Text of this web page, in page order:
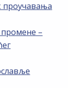
проучавања
промене –